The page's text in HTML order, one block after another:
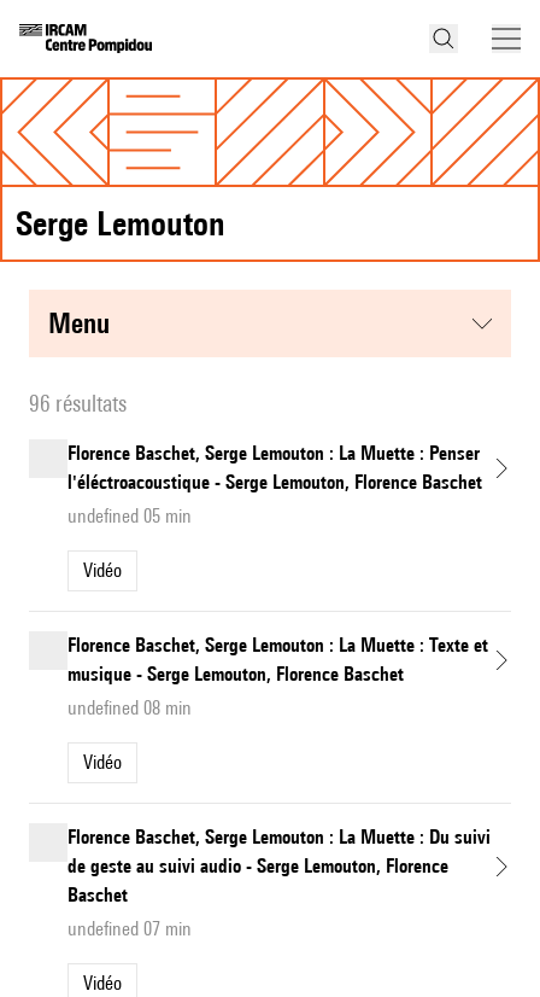
Serge Lemouton
menu
96 résultats
Florence Baschet, Serge Lemouton : La Muette : Penser
l'éléctroacoustique - Serge Lemouton, Florence Baschet
undefined 05 min
Vidéo
Florence Baschet, Serge Lemouton : La Muette : Texte et
musique - Serge Lemouton, Florence Baschet
undefined 08 min
Vidéo
Florence Baschet, Serge Lemouton : La Muette : Du suivi
de geste au suivi audio - Serge Lemouton, Florence
Baschet
undefined 07 min
Vidéo